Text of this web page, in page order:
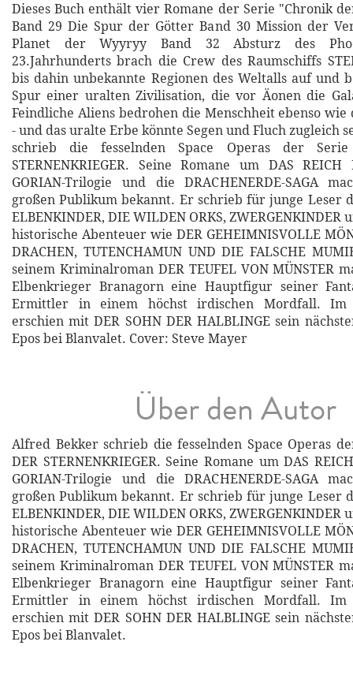
Dieses Buch enthält vier Romane der Serie "Chronik
Band 29 Die Spur der Götter Band 30 Mission der
Planet der Wyyryy Band 32 Absturz des
23.Jahrhunderts brach die Crew des Raumschiffs
bis dahin unbekannte Regionen des Weltalls auf und
Spur einer uralten Zivilisation, die vor Äonen die
Feindliche Aliens bedrohen die Menschheit ebenso
- und das uralte Erbe könnte Segen und Fluch zugleich
schrieb die fesselnden Space Operas der Serie
STERNENKRIEGER. Seine Romane um DAS
GORIAN-Trilogie und die DRACHENERDE-SAGA
großen Publikum bekannt. Er schrieb für junge Leser
ELBENKINDER, DIE WILDEN ORKS, ZWERGENKINDER
historische Abenteuer wie DER GEHEIMNISVOLLE
DRACHEN, TUTENCHAMUN UND DIE FALSCHE
seinem Kriminalroman DER TEUFEL VON MÜNSTER
Elbenkrieger Branagorn eine Hauptfigur seiner
Ermittler in einem höchst irdischen Mordfall. Im
erschien mit DER SOHN DER HALBLINGE sein
Epos bei Blanvalet. Cover: Steve Mayer
Über den Autor
Alfred Bekker schrieb die fesselnden Space Operas
DER STERNENKRIEGER. Seine Romane um DAS
GORIAN-Trilogie und die DRACHENERDE-SAGA
großen Publikum bekannt. Er schrieb für junge Leser
ELBENKINDER, DIE WILDEN ORKS, ZWERGENKINDER
historische Abenteuer wie DER GEHEIMNISVOLLE
DRACHEN, TUTENCHAMUN UND DIE FALSCHE
seinem Kriminalroman DER TEUFEL VON MÜNSTER
Elbenkrieger Branagorn eine Hauptfigur seiner
Ermittler in einem höchst irdischen Mordfall. Im
erschien mit DER SOHN DER HALBLINGE sein
Epos bei Blanvalet.